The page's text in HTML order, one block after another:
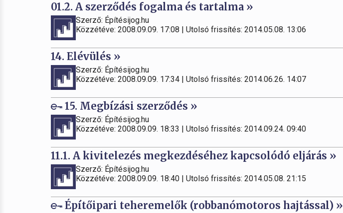
01.2. A szerződés fogalma és tartalma »
Szerző: Építésijog.hu
Közzétéve: 2008.09.09. 17:08 | Utolsó frissítés: 2014.05.08. 13:06
14. Elévülés »
Szerző: Építésijog.hu
Közzétéve: 2008.09.09. 17:34 | Utolsó frissítés: 2014.06.26. 14:07
15. Megbízási szerződés »
Szerző: Építésijog.hu
Közzétéve: 2008.09.09. 18:33 | Utolsó frissítés: 2014.09.24. 09:40
11.1. A kivitelezés megkezdéséhez kapcsolódó eljárás »
Szerző: Építésijog.hu
Közzétéve: 2008.09.09. 18:40 | Utolsó frissítés: 2014.05.08. 21:15
Építőipari teheremelők (robbanómotoros hajtással) »